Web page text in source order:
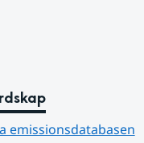
emissionsdatabasen